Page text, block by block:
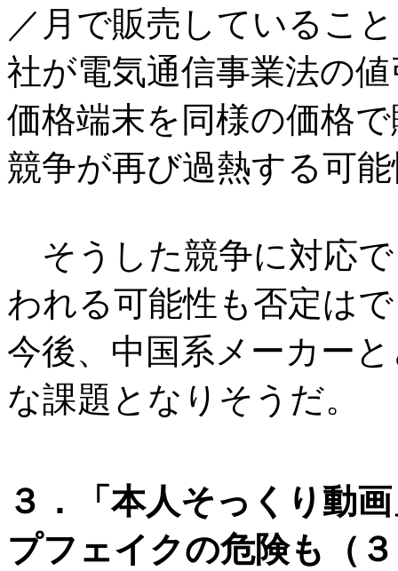
／月で販売しているこ
社が電気通信事業法の
価格端末を同様の価格
競争が再び過熱する可
そうした競争に対応
われる可能性も否定は
今後、中国系メーカー
な課題となりそうだ。
３．「本人そっくり動
プフェイクの危険も（